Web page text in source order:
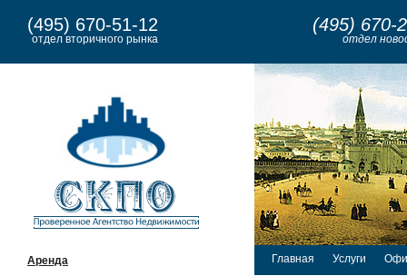
(495) 670-51-12
отдел вторичного рынка
(495) 670-
отдел
Аренда Главная Услуги